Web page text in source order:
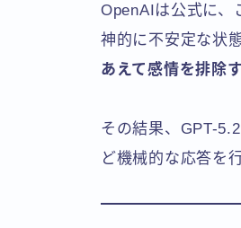
OpenAIは公式に、
神的に不安定な状
あえて感情を排除
その結果、GPT-
ど機械的な応答を